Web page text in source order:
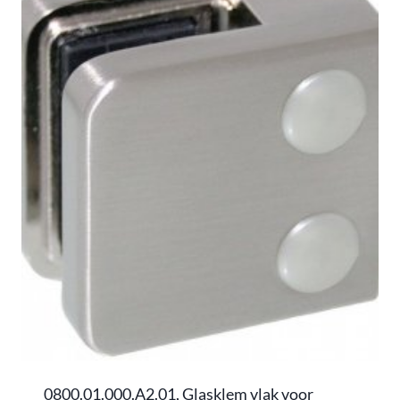
0800.01.000.A2.01, Glasklem vlak voor